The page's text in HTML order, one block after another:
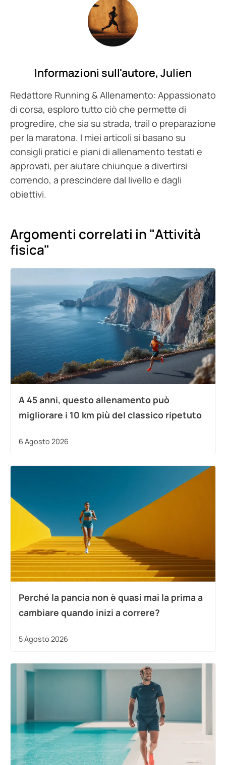
Informazioni sull'autore, Julien
Redattore Running & Allenamento: Appassionato
di corsa, esploro tutto ciò che permette di
progredire, che sia su strada, trail o preparazione
per la maratona. I miei articoli si basano su
consigli pratici e piani di allenamento testati e
approvati, per aiutare chiunque a divertirsi
correndo, a prescindere dal livello e dagli
obiettivi.
Argomenti correlati in "Attività
fisica"
A 45 anni, questo allenamento può
migliorare i 10 km più del classico ripetuto
6 Agosto 2026
Perché la pancia non è quasi mai la prima a
cambiare quando inizi a correre?
5 Agosto 2026